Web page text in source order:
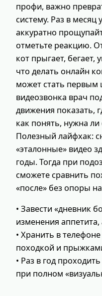
профи, важно
систему. Раз в месяц
аккуратно
отметьте реакцию.
кот прыгает, бегает,
что делать онлайн
может стать первым
видеозвонка врач
движения показать,
как понять, нужна
Полезный лайфхак:
«эталонные» видео
годы. Тогда при
сможете сравнить
«после» без опоры
• Завести «дневник
изменения аппетита,
• Хранить в
походкой и
• Раз в год
при полном